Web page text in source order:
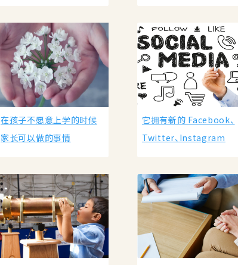
在孩子不愿意上学的时候
家长可以做的事情
它拥有新的 Facebook、
Twitter、Instagram